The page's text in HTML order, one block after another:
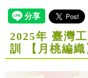
2025年 臺灣
訓 【月桃編織